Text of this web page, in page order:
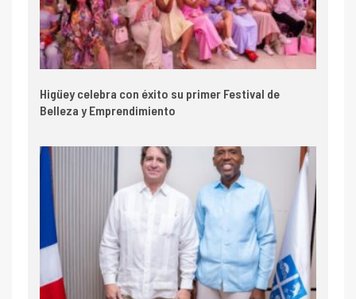
Higüey celebra con éxito su primer Festival de
Belleza y Emprendimiento